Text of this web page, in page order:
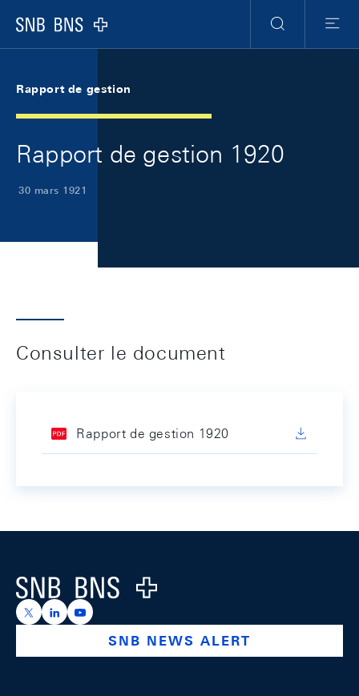
Logo
RechercheMenu
Rapport de gestion
Rapport de gestion 1920
30 mars 1921
Consulter le document
Rapport de gestion 1920
Logo
https://x.com/snb_bns
https://ch.linkedin.com/company/swiss-national-
https://www.youtube.com/@swissnationalbank
SNB NEWS ALERT